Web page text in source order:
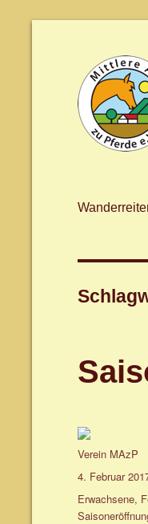
Autor
Verein MAzP
Veröffentlicht
am
4. Februar
Schlagwörter
Erwachsene,